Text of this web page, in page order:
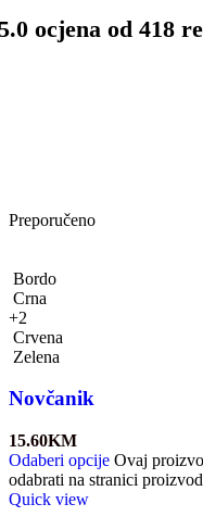
ocjena od 418
Preporučeno
Bordo
Crna
+2
Crvena
Zelena
Novčanik
15.60KM
Odaberi opcije Ovaj
odabrati na stranici
Quick view